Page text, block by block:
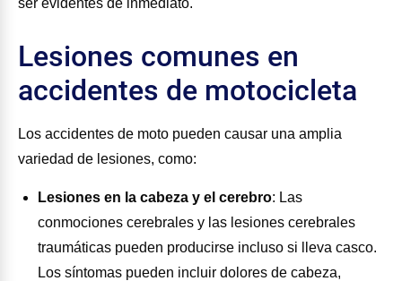
ser evidentes de inmediato.
Lesiones comunes en
accidentes de motocicleta
Los accidentes de moto pueden causar una amplia
variedad de lesiones, como:
Lesiones en la cabeza y el cerebro: Las
conmociones cerebrales y las lesiones cerebrales
traumáticas pueden producirse incluso si lleva casco.
Los síntomas pueden incluir dolores de cabeza,